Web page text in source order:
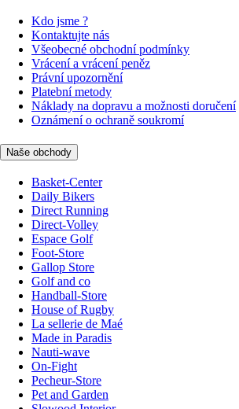
Kdo jsme ?
Kontaktujte nás
Všeobecné obchodní podmínky
Vrácení a vrácení peněz
Právní upozornění
Platební metody
Náklady na dopravu a možnosti doručení
Oznámení o ochraně soukromí
Naše obchody
Basket-Center
Daily Bikers
Direct Running
Direct-Volley
Espace Golf
Foot-Store
Gallop Store
Golf and co
Handball-Store
House of Rugby
La sellerie de Maé
Made in Paradis
Nauti-wave
On-Fight
Pecheur-Store
Pet and Garden